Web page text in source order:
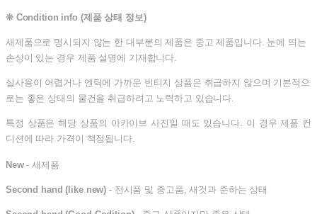
❊ Condition info (제품 상태 정보)
새제품으로 명시되지 않는 한 대부분의 제품은 중고 제품입니다. 눈에 띄는
손상이 있는 경우 제품 설명에 기재합니다.
실사용이 어렵거나 엔틱에 가까운 빈티지 상품은 취급하지 않으며 기본적으
로는 좋은 상태의 물건을 취급하려고 노력하고 있습니다.
특정 상품은 해당 상품의 아카이브 사진일 때도 있습니다. 이 경우 제품 컨
디션에 따라 가격이 책정됩니다.
New- 새제품
Second hand (like new) - 전시품 및 중고품, 새것과 준하는 상태